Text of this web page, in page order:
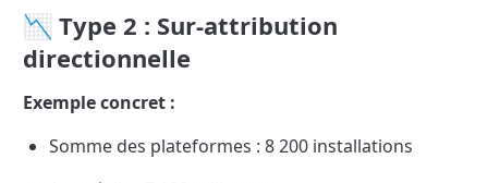
📉 Type 2 : Sur-attribution
directionnelle
Exemple concret :
Somme des plateformes : 8 200 installations